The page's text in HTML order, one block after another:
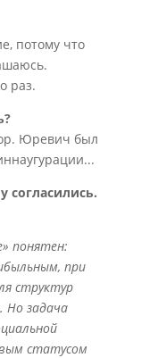
потому что
раз.
Юревич был
согласились.
понятен:
при
структур
Но задача
статусом